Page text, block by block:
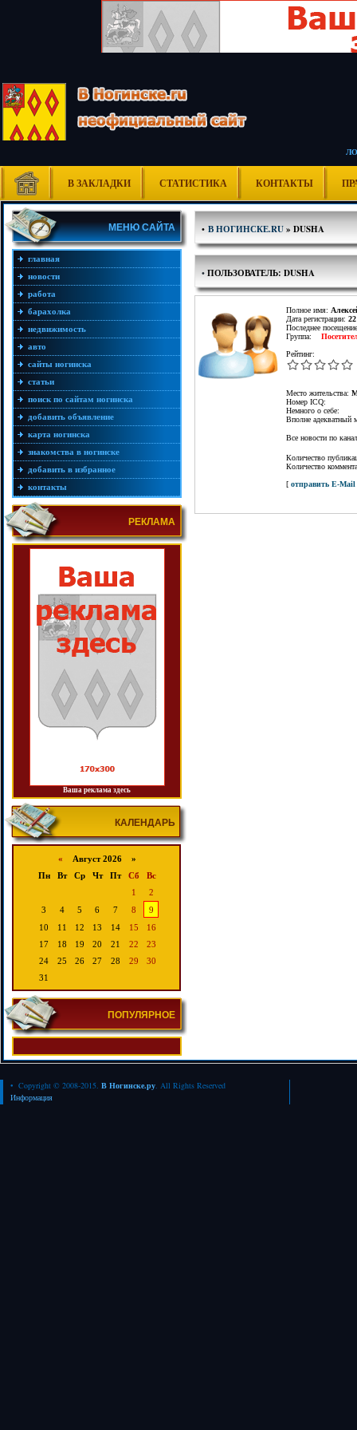
В ЗАКЛАДКИ СТАТИСТИКА КОНТАКТЫ
МЕНЮ САЙТА
главная
новости
работа
барахолка
недвижимость
авто
сайты ногинска
статьи
поиск по сайтам ногинска
добавить объявление
карта ногинска
знакомства в ногинске
добавить в избранное
контакты
РЕКЛАМА
Ваша реклама здесь
КАЛЕНДАРЬ
« Август 2026 »
Пн
Вт Ср Чт Пт Сб
Вс
1
2
3
4 5 6 7 8
9
10
11 12 13 14 15
16
17
18 19 20 21 22
23
24
25 26 27 28 29
30
31
ПОПУЛЯРНОЕ
• В НОГИНСКЕ.RU» DUSHA
• ПОЛЬЗОВАТЕЛЬ: DUSHA
Полное имя:
Дата регистрации:
Последнее
Группа:
Рейтинг:
Место жительства:
Номер ICQ:
Немного о себе:
Вполне адекватный
Все новости по
Количество
Количество
[ отправить E-Mail
• Copyright © 2008-2015. В Ногинске.ру. All Rights Reserved
Информация